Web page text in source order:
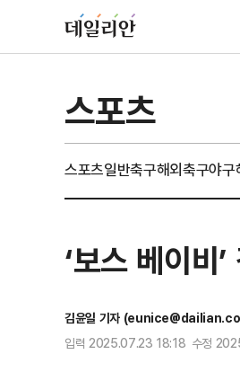
스포츠
스포츠일반축구해외축구야구
‘보스 베이비
김윤일 기자
입력 2025.07.23 18:18 수정